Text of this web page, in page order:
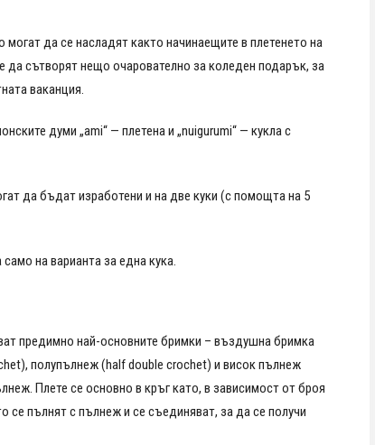
да се насладят както начинаещите в плетенето на
да сътворят нещо очарователно за коледен подарък, за
ваканция.
думи „ami“ — плетена и „nuigurumi“ — кукла с
да бъдат изработени и на две куки (с помощта на 5
на варианта за една кука.
предимно най-основните бримки – въздушна бримка
полупълнеж (half double crochet) и висок пълнеж
Плете се основно в кръг като, в зависимост от броя
се пълнят с пълнеж и се съединяват, за да се получи